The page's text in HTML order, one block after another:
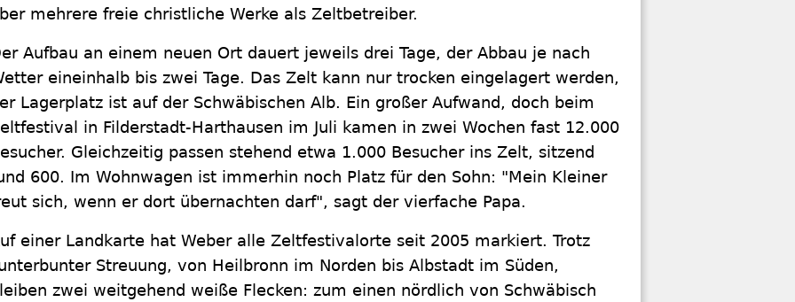
mehrere freie christliche Werke als Zeltbetreiber.
Aufbau an einem neuen Ort dauert jeweils drei Tage, der Abbau je nach
eineinhalb bis zwei Tage. Das Zelt kann nur trocken eingelagert werden,
Lagerplatz ist auf der Schwäbischen Alb. Ein großer Aufwand, doch beim
in Filderstadt-Harthausen im Juli kamen in zwei Wochen fast 12.000
Gleichzeitig passen stehend etwa 1.000 Besucher ins Zelt, sitzend
600. Im Wohnwagen ist immerhin noch Platz für den Sohn: "Mein Kleiner
sich, wenn er dort übernachten darf", sagt der vierfache Papa.
einer Landkarte hat Weber alle Zeltfestivalorte seit 2005 markiert. Trotz
Streuung, von Heilbronn im Norden bis Albstadt im Süden,
zwei weitgehend weiße Flecken: zum einen nördlich von Schwäbisch